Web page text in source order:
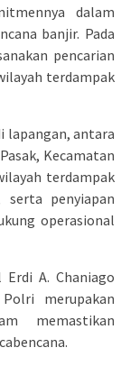
dalam
banjir. Pada
pencarian
terdampak
lapangan, antara
Kecamatan
terdampak
penyiapan
operasional
A. Chaniago
merupakan
memastikan